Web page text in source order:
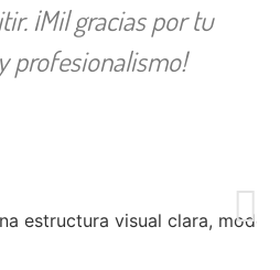
¡Mil gracias por tu
profesionalismo!